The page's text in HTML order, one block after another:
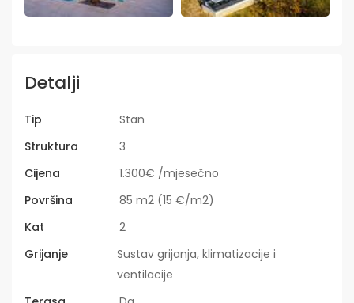
Detalji
Tip
Stan
Struktura
3
Cijena
1.300€ /mjesečno
Površina
85 m2 (15 €/m2)
Kat
2
Grijanje
Sustav grijanja, klimatizacije i
ventilacije